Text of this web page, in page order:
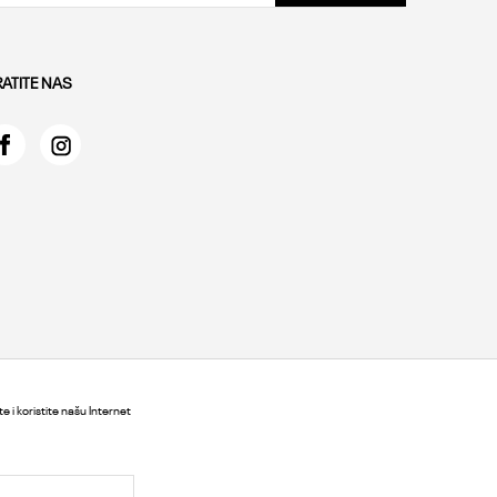
NAS
i koristite našu Internet